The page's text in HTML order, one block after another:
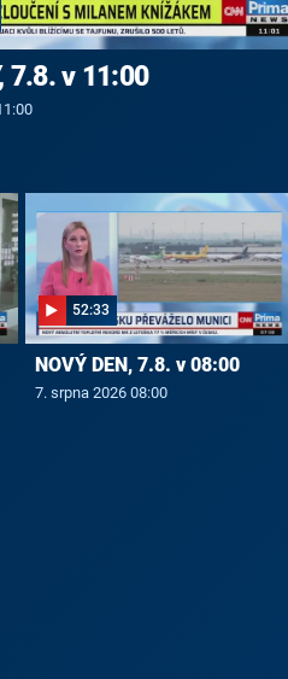
7.8. v 11:00
52:33
NOVÝ DEN, 7.8. v 08:00
7. srpna 2026 08:00